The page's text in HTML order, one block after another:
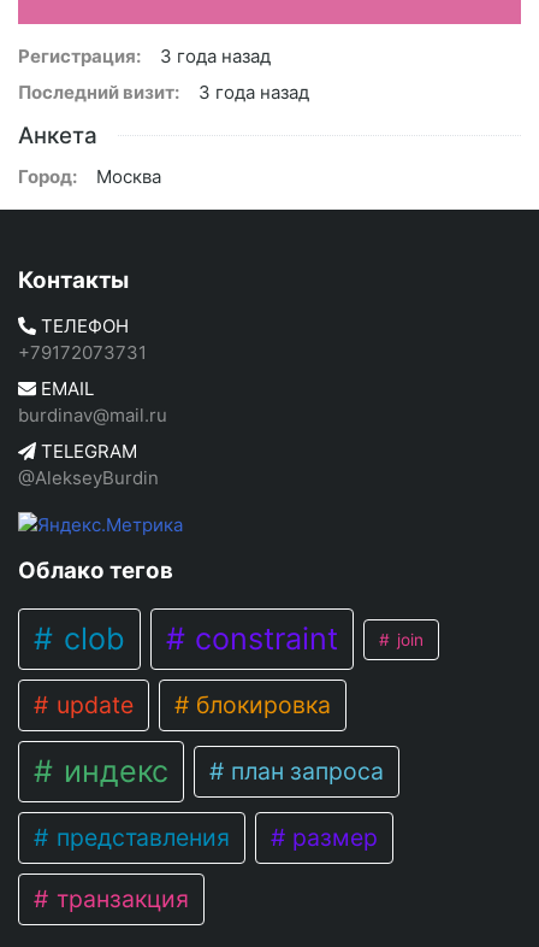
Регистрация:
3 года назад
Последний визит:
3 года назад
Анкета
Город: Москва
Контакты
ТЕЛЕФОН
+79172073731
EMAIL
burdinav@mail.ru
TELEGRAM
@AlekseyBurdin
Облако тегов
clob constraint join
update блокировка
индекс план запроса
представления размер
транзакция